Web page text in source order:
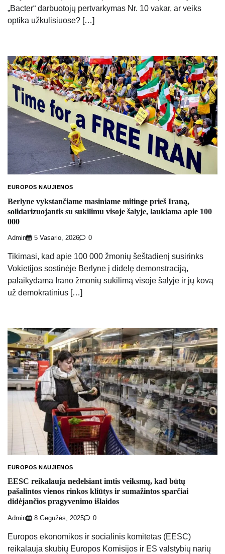
„Bacter“ darbuotojų pertvarkymas Nr. 10 vakar, ar veiks
optika užkulisiuose? […]
EUROPOS NAUJIENOS
Berlyne vykstančiame masiniame mitinge prieš Iraną,
solidarizuojantis su sukilimu visoje šalyje, laukiama apie 100
000
Admin 5 Vasario, 2026 0
Tikimasi, kad apie 100 000 žmonių šeštadienį susirinks
Vokietijos sostinėje Berlyne į didelę demonstraciją,
palaikydama Irano žmonių sukilimą visoje šalyje ir jų kovą
už demokratinius […]
EUROPOS NAUJIENOS
EESC reikalauja nedelsiant imtis veiksmų, kad būtų
pašalintos vienos rinkos kliūtys ir sumažintos sparčiai
didėjančios pragyvenimo išlaidos
Admin 8 Gegužės, 2025 0
Europos ekonomikos ir socialinis komitetas (EESC)
reikalauja skubių Europos Komisijos ir ES valstybių narių